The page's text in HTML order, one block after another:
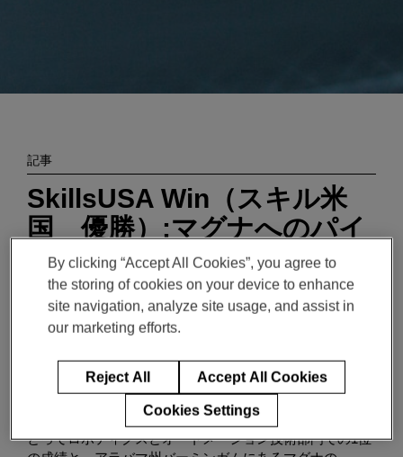
記事
SkillsUSA Win（スキル米
国 優勝）:マグナへのパイ
プライン
Magna People
4-min read
2024の SkillsUSA全国大会への参加が、Andrew Cooperに
とってロボティクスとオートメーション技術部門での1位
By clicking “Accept All Cookies”, you agree to
the storing of cookies on your device to enhance
site navigation, analyze site usage, and assist in
our marketing efforts.
Reject All Accept All Cookies
Cookies Settings